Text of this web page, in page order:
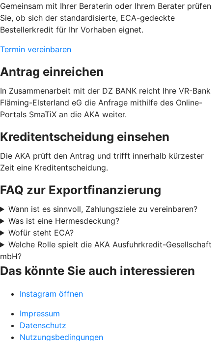
Gemeinsam mit Ihrer Beraterin oder Ihrem Berater prüfen
Sie, ob sich der standardisierte, ECA-gedeckte
Bestellerkredit für Ihr Vorhaben eignet.
Termin vereinbaren
Antrag einreichen
In Zusammenarbeit mit der DZ BANK reicht Ihre VR-Bank
Fläming-Elsterland eG die Anfrage mithilfe des Online-
Portals SmaTiX an die AKA weiter.
Kreditentscheidung einsehen
Die AKA prüft den Antrag und trifft innerhalb kürzester
Zeit eine Kreditentscheidung.
FAQ zur Exportfinanzierung
Wann ist es sinnvoll, Zahlungsziele zu vereinbaren?
Was ist eine Hermesdeckung?
Wofür steht ECA?
Welche Rolle spielt die AKA Ausfuhrkredit-Gesellschaft
mbH?
Das könnte Sie auch interessieren
Instagram öffnen
Impressum
Datenschutz
Nutzungsbedingungen